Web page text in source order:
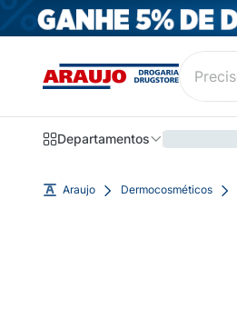
Departamentos
Araujo Dermocosméticos